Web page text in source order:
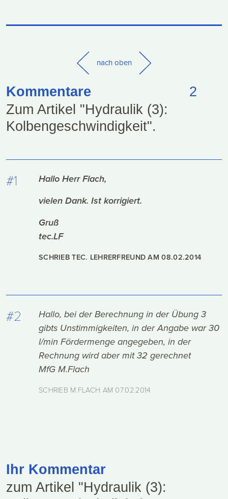
nach oben
Kommentare
2
Zum Artikel "Hydraulik (3):
Kolbengeschwindigkeit".
#1
Hallo Herr Flach,
vielen Dank. Ist korrigiert.
Gruß
tec.LF
SCHRIEB TEC. LEHRERFREUND AM08.02.2014
#2
Hallo, bei der Berechnung in der Übung 3
gibts Unstimmigkeiten, in der Angabe war 30
l/min Fördermenge angegeben, in der
Rechnung wird aber mit 32 gerechnet
MfG M.Flach
SCHRIEB M.FLACH AM 07.02.2014
Ihr Kommentar
zum Artikel "Hydraulik (3):